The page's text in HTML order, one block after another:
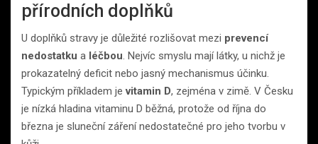
přírodních doplňků
U doplňků stravy je důležité rozlišovat mezi prevencí
nedostatku a léčbou. Nejvíc smyslu mají látky, u nichž je
prokazatelný deficit nebo jasný mechanismus účinku.
Typickým příkladem jevitamin D, zejména v zimě. V Česku
je nízká hladina vitaminu D běžná, protože od října do
března je sluneční záření nedostatečné pro jeho tvorbu v